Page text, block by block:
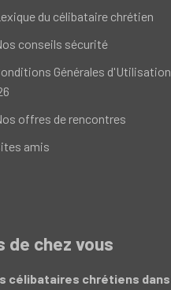
du célibataire chrétien
conseils sécurité
Générales d'Utilisation
offres de rencontres
amis
de chez vous
célibataires chrétiens dans